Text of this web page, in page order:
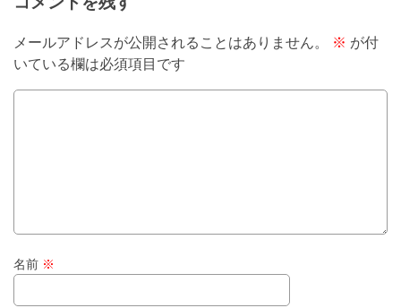
メールアドレスが公開されることはありません。 ※ が付
いている欄は必須項目です
名前 ※